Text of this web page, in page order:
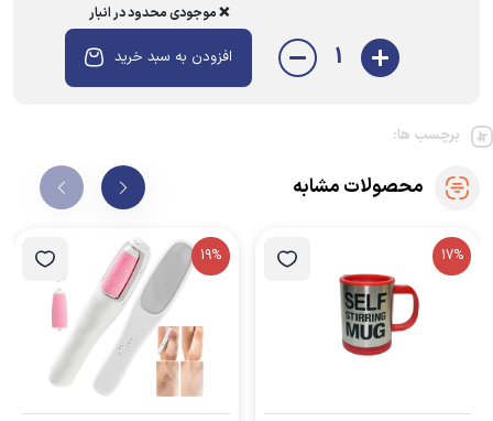
1
❌ موجودی محدود در انبار
افزودن به سبد خرید
برچسب ها:
محصولات مشابه
17%
19%